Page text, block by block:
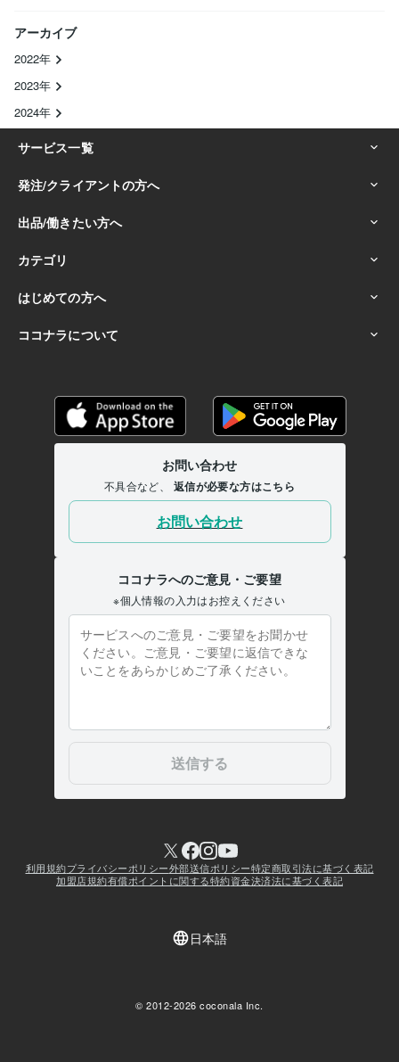
アーカイブ
2022年
2023年
2024年